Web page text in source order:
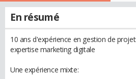
En résumé
10 ans d'expérience en gestion de
expertise marketing digitale
Une expérience mixte: